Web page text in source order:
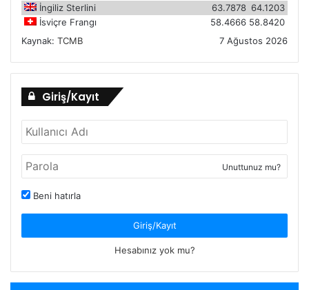
İngiliz Sterlini
64.1203
63.7878
İsviçre Frangı
58.8420
58.4666
Kaynak: TCMB 7 Ağustos 2026
Giriş/Kayıt
Unuttunuz mu?
Beni hatırla
Giriş/Kayıt
Hesabınız yok mu?